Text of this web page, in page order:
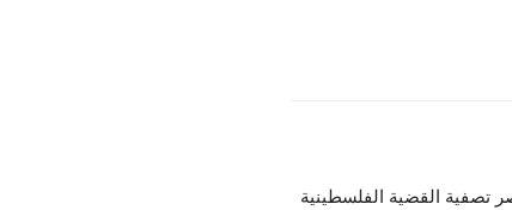
القضية الفلسطينية